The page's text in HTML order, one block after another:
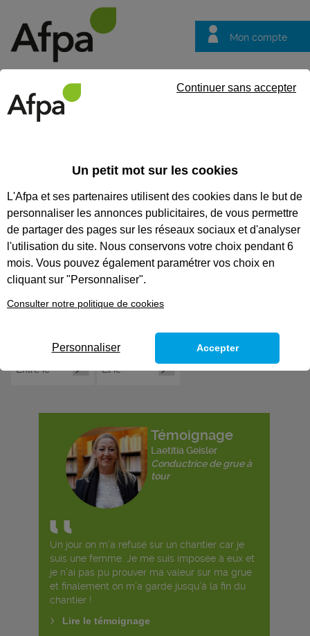
Mon compte
questions
ACTUALITÉS
Recherchez une actualité
Tout supprimer
Témoignage
Laetitia Geisler
Conductrice de grue à
tour
Un jour on m’a refusé sur un chantier car je
suis une femme. Je me suis imposée à eux et
je n’ai pas pu prouver ma valeur sur ma grue
et finalement on m’a gardé jusqu’à la fin du
chantier !
Lire le témoignage
Un petit mot sur les cookies
L'Afpa et ses partenaires utilisent des cookies dans le but de
personnaliser les annonces publicitaires, de vous permettre
de partager des pages sur les réseaux sociaux et d'analyser
l'utilisation du site. Nous conservons votre choix pendant 6
mois. Vous pouvez également paramétrer vos choix en
cliquant sur "Personnaliser".
Consulter notre politique de cookies
Continuer sans accepter
Personnaliser Accepter